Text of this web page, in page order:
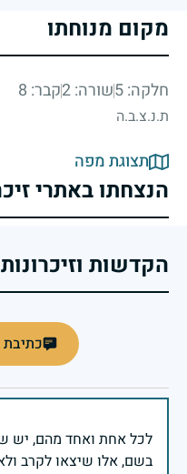
מקום מנוחתו
חלקה: 5 שורה: 2 קבר: 8
ת.נ.צ.ב.ה
תצוגת מפה
הנצחתו באתרי
הקדשות וזיכרונות
בשם, אלו שיצאו לקרב